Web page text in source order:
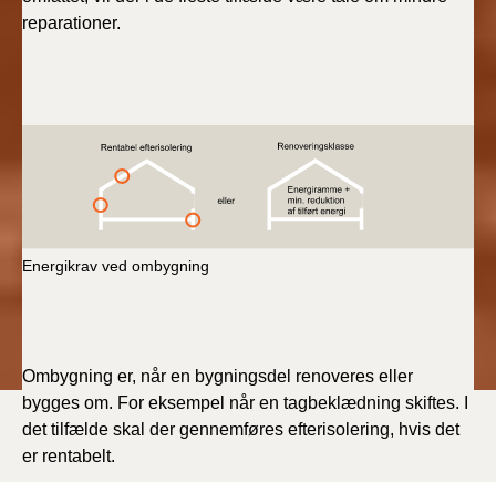
reparationer.
Energikrav ved ombygning
Ombygning er, når en bygningsdel renoveres eller
bygges om. For eksempel når en tagbeklædning skiftes. I
det tilfælde skal der gennemføres efterisolering, hvis det
er rentabelt.